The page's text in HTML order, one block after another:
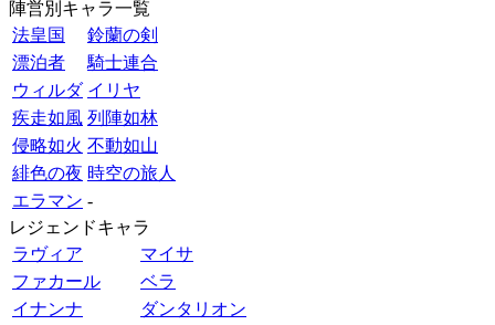
陣営別キャラ一覧
法皇国
鈴蘭の剣
漂泊者
騎士連合
ウィルダ イリヤ
疾走如風 列陣如林
侵略如火 不動如山
緋色の夜 時空の旅人
エラマン -
レジェンドキャラ
ラヴィア
マイサ
ファカール
ベラ
イナンナ
ダンタリオン